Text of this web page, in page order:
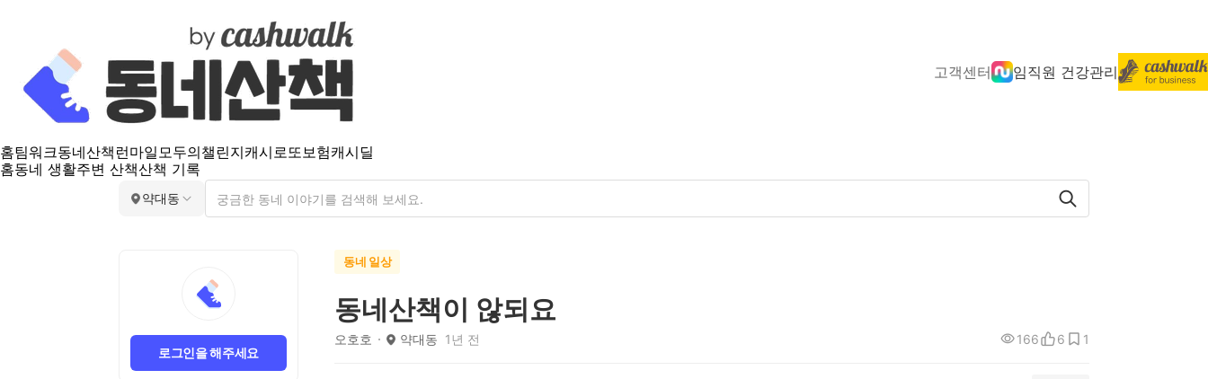
고객센터 임직원 건강관리
홈팀워크동네산책 런마일모두의챌린지캐시로또보험캐시딜
홈동네 생활주변 산책산책 기록
약대동
로그인을 해주세요
동네 일상
동네산책이 않되요
오호호 약대동 1년 전 166 6 1